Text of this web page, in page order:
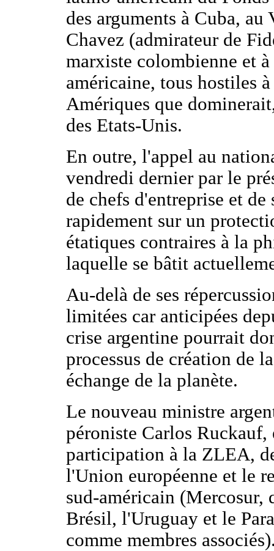
des arguments à Cuba,
Chavez (admirateur de
marxiste colombienne et
américaine, tous hostiles
Amériques que
des Etats-Unis.
En outre, l'appel au
vendredi dernier par le
de chefs d'entreprise et
rapidement sur un
étatiques contraires à la
laquelle se bâtit
Au-delà de ses
limitées car anticipées
crise argentine pourrait
processus de création de
échange de la planète.
Le nouveau ministre
péroniste Carlos
participation à la ZLEA,
l'Union européenne et le
sud-américain
Brésil, l'Uruguay et le
comme membres